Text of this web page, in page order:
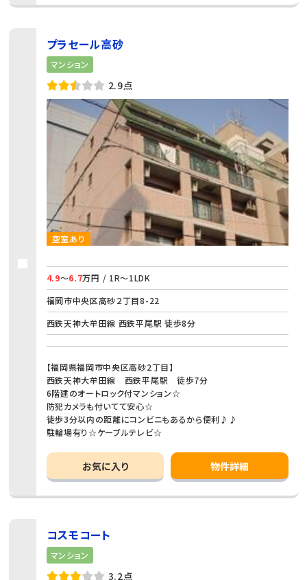
プラセール高砂
マンション
2.9点
空室あり
4.9～6.7万円 / 1R～1LDK
福岡市中央区高砂２丁目8-22
西鉄天神大牟田線 西鉄平尾駅 徒歩8分
【福岡県福岡市中央区高砂2丁目】
西鉄天神大牟田線 西鉄平尾駅 徒歩7分
6階建のオートロック付マンション☆
防犯カメラも付いてて安心☆
徒歩3分以内の距離にコンビニもあるから便利♪♪
駐輪場有り☆ケーブルテレビ☆
お気に入り 物件詳細
コスモコート
マンション
3.2点